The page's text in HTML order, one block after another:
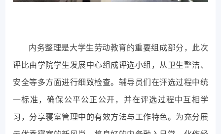
内务整理是大学生劳动教育的重要组成部分，此次
评比由学院学生发展中心组成评选小组，从卫生整洁、
安全等多方面进行细致检查。辅导员们在评选过程中统
一标准，确保公平公正公开，并在评选过程中互相学
习，分享寝室管理中的有效方法与工作特色。为充分展